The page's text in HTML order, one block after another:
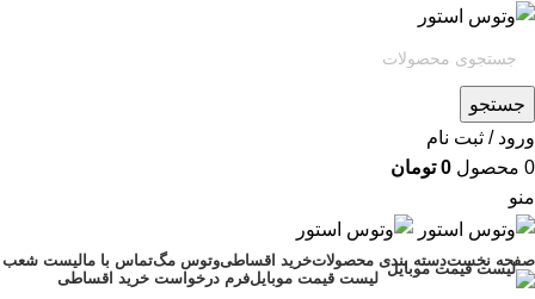
جستجو
ورود / ثبت نام
0 محصول 0 تومان
منو
صفحه نخستدسته بندی محصولاتخرید اقساطیوتوس مگتماس با مالیست شعب
لیست قیمت موبایلفرم درخواست خرید اقساطی